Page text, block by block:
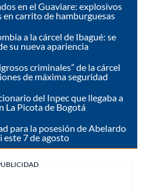
en el Guaviare: explosivos
carrito de hamburguesas
a la cárcel de Ibagué: se
su nueva apariencia
criminales” de la cárcel
de máxima seguridad
del Inpec que llegaba a
La Picota de Bogotá
para la posesión de Abelardo
este 7 de agosto